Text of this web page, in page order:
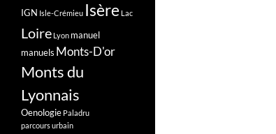
IGN Isle-Crémieu Isère Lac
Loire Lyon manuel
manuels Monts-D'or
Monts du
Lyonnais
Oenologie Paladru
parcours urbain